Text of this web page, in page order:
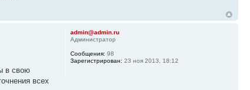
в свою
всех
admin@admin.ru
Администратор
Сообщения: 98
Зарегистрирован: 23 ноя 2013, 18:12